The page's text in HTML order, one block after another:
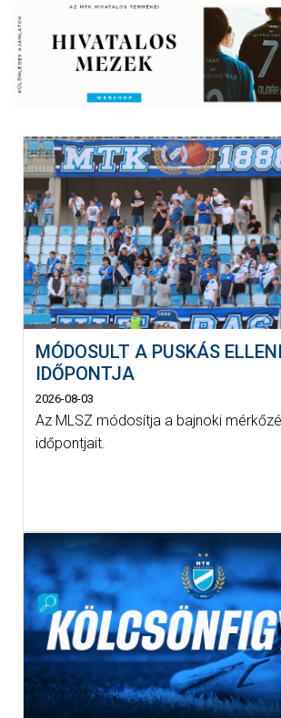
MÓDOSULT A PUSKÁS
IDŐPONTJA
2026-08-03
Az MLSZ módosítja a bajnoki
időpontjait.